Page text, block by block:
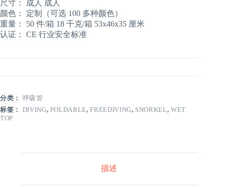
尺寸： 成人 成人
颜色： 定制（可选 100 多种颜色）
重量： 50 件/箱 18 千克/箱 53x46x35 厘米
认证： CE 行业安全标准
分类： 呼吸管
标签： DIVING, FOLDABLE,FREEDIVING, SNORKEL,WET
TOP
描述